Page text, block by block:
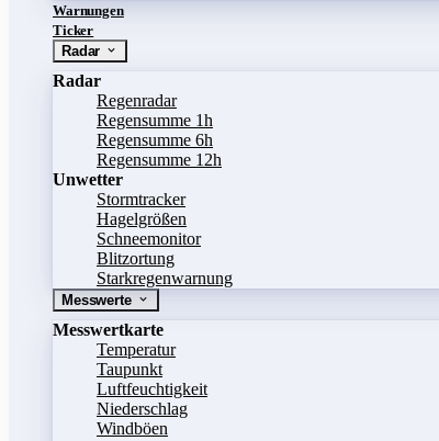
Warnungen
Ticker
Radar
Radar
Regenradar
Regensumme 1h
Regensumme 6h
Regensumme 12h
Unwetter
Stormtracker
Hagelgrößen
Schneemonitor
Blitzortung
Starkregenwarnung
Messwerte
Messwertkarte
Temperatur
Taupunkt
Luftfeuchtigkeit
Niederschlag
Windböen